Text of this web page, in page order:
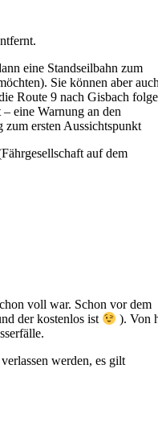
eine Standseilbahn zum
Sie können aber auch
Route 9 nach Gisbach
eine Warnung an den
zum ersten Aussichtspunkt
auf dem
voll war. Schon vor dem
der kostenlos ist
). Von
werden, es gilt